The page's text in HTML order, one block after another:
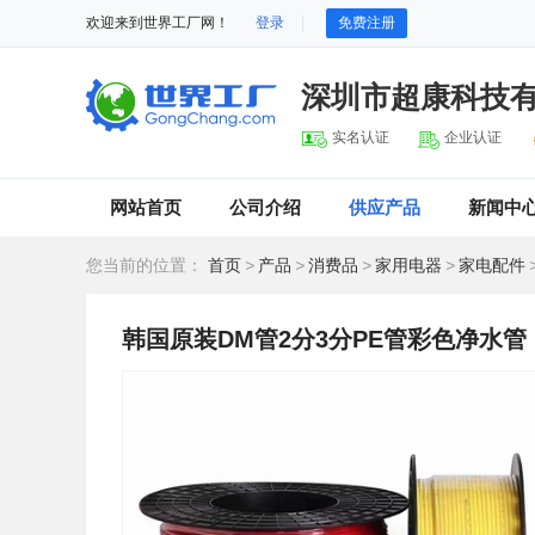
欢迎来到世界工厂网！ 登录 免费注册
深圳市超康科技
实名认证 企业认证
网站首页 公司介绍 供应产品 新闻中
您当前的位置： 首页 > 产品 >消费品 >家用电器 >家电配件
韩国原装DM管2分3分PE管彩色净水管